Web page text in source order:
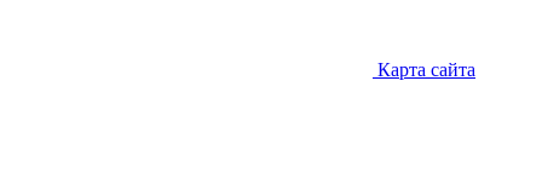
Карта сайта